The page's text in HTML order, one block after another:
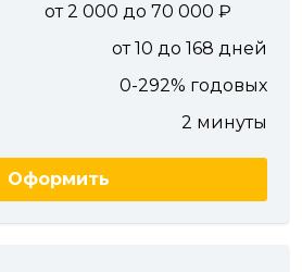
от 2 000 до 70 000
от 10 до 168 дней
0-292% годовых
2 минуты
Оформить